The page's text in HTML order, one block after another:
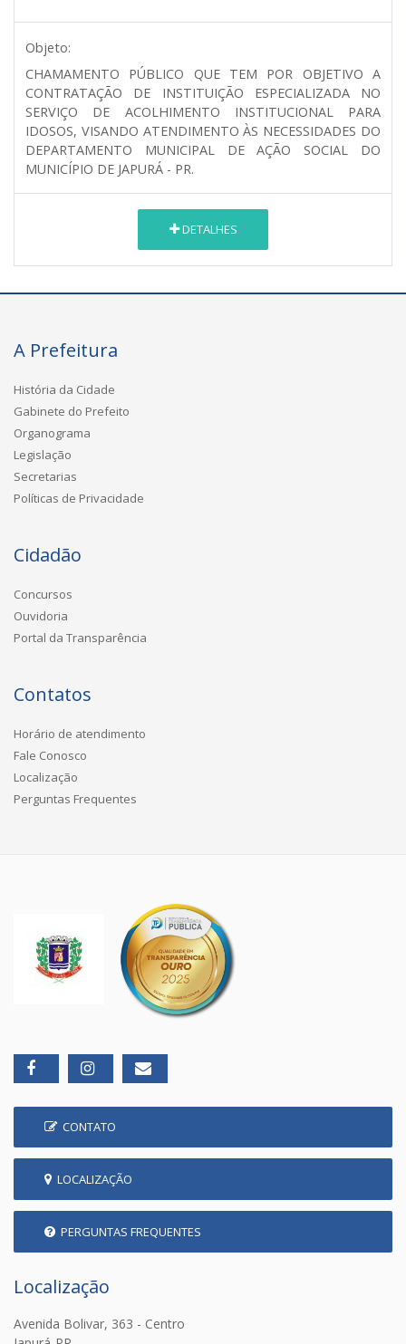
Objeto:
CHAMAMENTO PÚBLICO QUE TEM POR OBJETIVO A
CONTRATAÇÃO DE INSTITUIÇÃO ESPECIALIZADA NO
SERVIÇO DE ACOLHIMENTO INSTITUCIONAL PARA
IDOSOS, VISANDO ATENDIMENTO ÀS NECESSIDADES DO
DEPARTAMENTO MUNICIPAL DE AÇÃO SOCIAL DO
MUNICÍPIO DE JAPURÁ - PR.
DETALHES
A Prefeitura
História da Cidade
Gabinete do Prefeito
Organograma
Legislação
Secretarias
Políticas de Privacidade
Cidadão
Concursos
Ouvidoria
Portal da Transparência
Contatos
Horário de atendimento
Fale Conosco
Localização
Perguntas Frequentes
CONTATO
LOCALIZAÇÃO
PERGUNTAS FREQUENTES
Localização
Avenida Bolivar, 363 - Centro